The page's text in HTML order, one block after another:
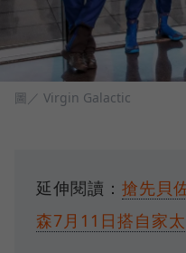
圖／ Virgin Galactic
延伸閱讀： 搶先貝
森7月11日搭自家